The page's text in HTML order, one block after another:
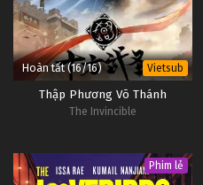
Hoàn tất (16/16) Vietsub
Thập Phương Võ Thánh
The Invincible
Phim lẻ